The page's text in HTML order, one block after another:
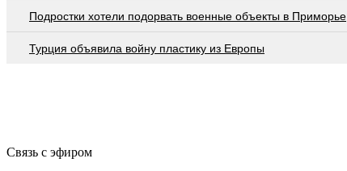
Подростки хотели подорвать военные объекты в Приморье
Турция объявила войну пластику из Европы
Связь с эфиром